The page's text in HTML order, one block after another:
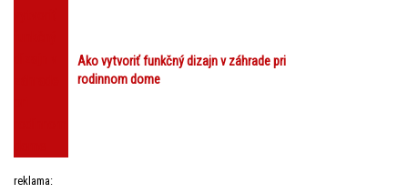
Ako vytvoriť funkčný dizajn v záhrade pri
rodinnom dome
reklama: